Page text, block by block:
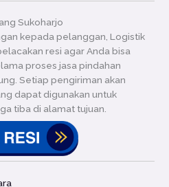
Sukoharjo
kepada pelanggan, Logistik
resi agar Anda bisa
proses jasa pindahan
Setiap pengiriman akan
dapat digunakan untuk
tiba di alamat tujuan.